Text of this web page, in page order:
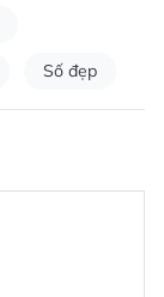
Số đẹp